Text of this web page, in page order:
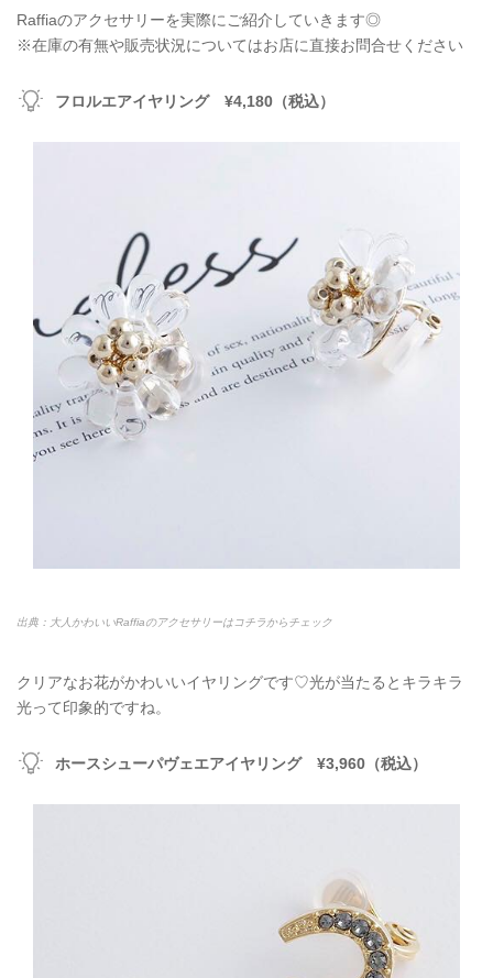
Raffiaのアクセサリーを実際にご紹介していきます◎
※在庫の有無や販売状況についてはお店に直接お問合せください
フロルエアイヤリング ¥4,180（税込）
出典：大人かわいいRaffiaのアクセサリーはコチラからチェック
クリアなお花がかわいいイヤリングです♡光が当たるとキラキラ
光って印象的ですね。
ホースシューパヴェエアイヤリング ¥3,960（税込）